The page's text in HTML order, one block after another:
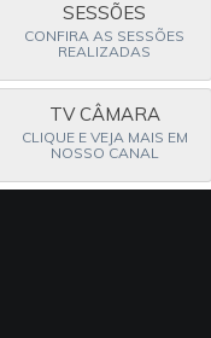
SESSÕES
CONFIRA AS SESSÕES
REALIZADAS
TV CÂMARA
CLIQUE E VEJA MAIS EM
NOSSO CANAL